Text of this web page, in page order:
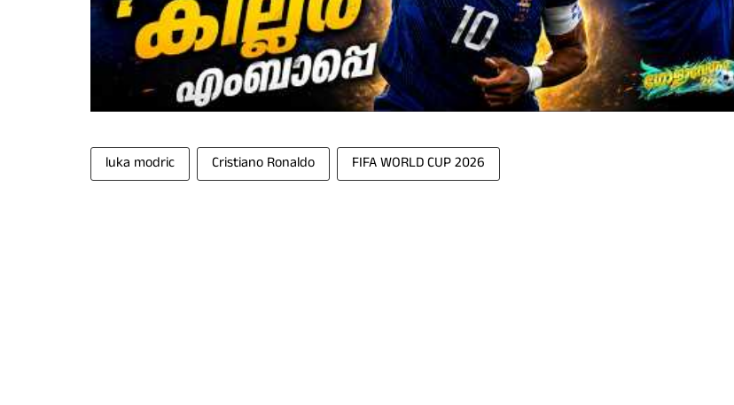
luka modric Cristiano Ronaldo FIFA WORLD CUP 2026